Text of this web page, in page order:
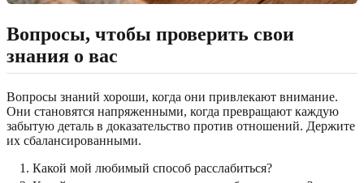
Вопросы, чтобы проверить свои
знания о вас
Вопросы знаний хороши, когда они привлекают внимание.
Они становятся напряженными, когда превращают каждую
забытую деталь в доказательство против отношений. Держите
их сбалансированными.
Какой мой любимый способ расслабиться?